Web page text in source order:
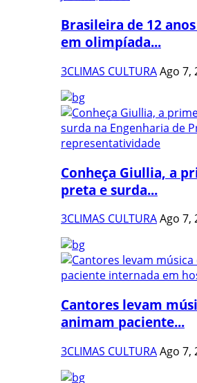
Brasileira de 12
em olimpíada...
3CLIMAS CULTURAAgo 7,
Conheça Giullia, a
preta e surda...
3CLIMAS CULTURAAgo 7,
Cantores levam
animam paciente...
3CLIMAS CULTURAAgo 7,